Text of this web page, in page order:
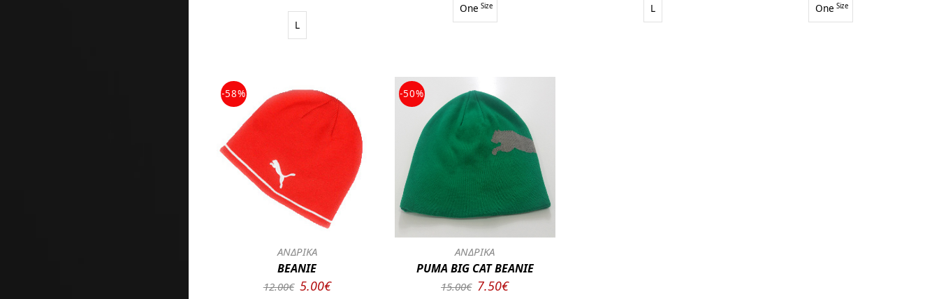
L
One Size L One Size
-58%
ΑΝΔΡΙΚΑ
BEANIE
12.00€ 5.00€
-50%
ΑΝΔΡΙΚΑ
PUMA BIG CAT BEANIE
15.00€ 7.50€